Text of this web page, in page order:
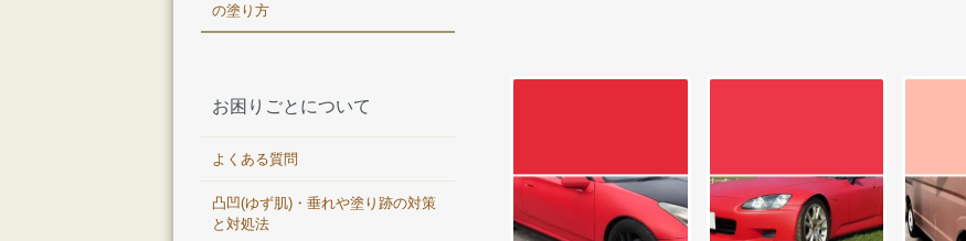
の塗り方
お困りごとについて
よくある質問
凸凹(ゆず肌)・垂れや塗り跡の対策
と対処法